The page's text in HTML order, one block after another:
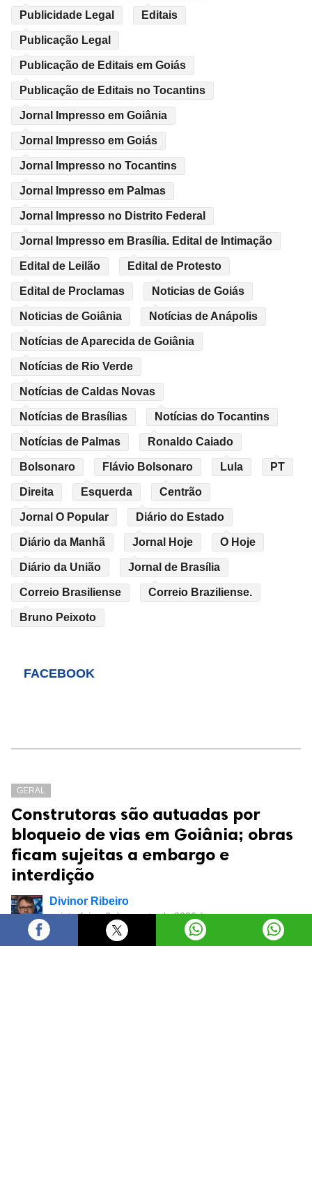
Publicidade Legal Editais
Publicação Legal
Publicação de Editais em Goiás
Publicação de Editais no Tocantins
Jornal Impresso em Goiânia
Jornal Impresso em Goiás
Jornal Impresso no Tocantins
Jornal Impresso em Palmas
Jornal Impresso no Distrito Federal
Jornal Impresso em Brasília. Edital de Intimação
Edital de Leilão Edital de Protesto
Edital de Proclamas Noticias de Goiás
Noticias de Goiânia Notícias de Anápolis
Notícias de Aparecida de Goiânia
Notícias de Rio Verde
Notícias de Caldas Novas
Notícias de Brasílias Notícias do Tocantins
Notícias de Palmas Ronaldo Caiado
Bolsonaro Flávio Bolsonaro Lula PT
Direita Esquerda Centrão
Jornal O Popular Diário do Estado
Diário da Manhã Jornal Hoje O Hoje
Diário da União Jornal de Brasília
Correio Brasiliense Correio Braziliense.
Bruno Peixoto
FACEBOOK
GERAL
Construtoras são autuadas por
bloqueio de vias em Goiânia; obras
ficam sujeitas a embargo e
interdição
Divinor Ribeiro
quinta-feira, 6 de agosto de 2026 às
17:25